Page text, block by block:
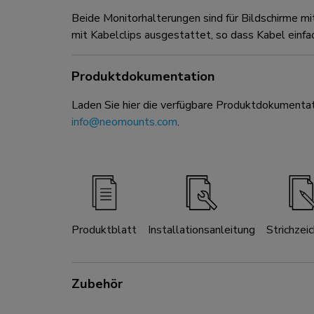
Beide Monitorhalterungen sind für Bildschirme
mit Kabelclips ausgestattet, so dass Kabel
Produktdokumentation
Laden Sie hier die verfügbare
info@neomounts.com.
Produktblatt Installationsanleitung
Zubehör